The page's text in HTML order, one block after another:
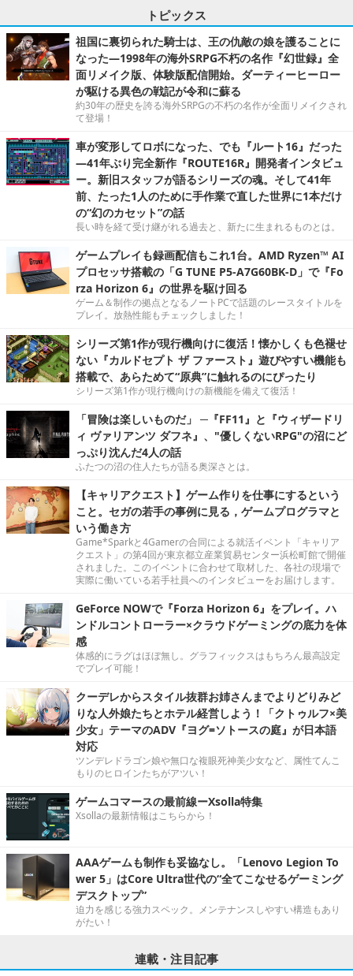
トピックス
祖国に裏切られた騎士は、王の仇敵の娘を護ることに
なった―1998年の海外SRPG不朽の名作『幻世録』全
面リメイク版、体験版配信開始。ダーティーヒーロー
が駆ける異色の戦記が令和に蘇る
約30年の歴史を誇る海外SRPGの不朽の名作が全面リメイクされ
て登場！
車が変形してロボになった、でも『ルート16』だった
―41年ぶり完全新作『ROUTE16R』開発者インタビュ
ー。新旧スタッフが語るシリーズの魂。そして41年
前、たった1人のために手作業で直した世界に1本だけ
の“幻のカセット”の話
長い時を経て受け継がれる過去と、新たに生まれるものとは。
ゲームプレイも録画配信もこれ1台。AMD Ryzen™ AI
プロセッサ搭載の「G TUNE P5-A7G60BK-D」で『Fo
rza Horizon 6』の世界を駆け回る
ゲーム＆制作の拠点となるノートPCで話題のレースタイトルを
プレイ。放熱性能もチェックしました！
シリーズ第1作が現行機向けに復活！懐かしくも色褪せ
ない『カルドセプト ザ ファースト』遊びやすい機能も
搭載で、あらためて“原典”に触れるのにぴったり
シリーズ第1作が現行機向けの新機能を備えて復活！
「冒険は楽しいものだ」 ─『FF11』と『ウィザードリ
ィ ヴァリアンツ ダフネ』、"優しくないRPG"の沼にど
っぷり沈んだ4人の話
ふたつの沼の住人たちが語る奥深さとは。
【キャリアクエスト】ゲーム作りを仕事にするという
こと。セガの若手の事例に見る，ゲームプログラマと
いう働き方
Game*Sparkと4Gamerの合同による就活イベント「キャリア
クエスト」の第4回が東京都立産業貿易センター浜松町館で開催
されました。このイベントに合わせて取材した、各社の現場で
実際に働いている若手社員へのインタビューをお届けします。
GeForce NOWで『Forza Horizon 6』をプレイ。ハ
ンドルコントローラー×クラウドゲーミングの底力を体
感
体感的にラグはほぼ無し。グラフィックスはもちろん最高設定
でプレイ可能！
クーデレからスタイル抜群お姉さんまでよりどりみど
りな人外娘たちとホテル経営しよう！「クトゥルフ×美
少女」テーマのADV『ヨグ=ソトースの庭』が日本語
対応
ツンデレドラゴン娘や無口な複眼死神美少女など、属性てんこ
もりのヒロインたちがアツい！
ゲームコマースの最前線ーXsolla特集
Xsollaの最新情報はこちらから！
AAAゲームも制作も妥協なし。「Lenovo Legion To
wer 5」はCore Ultra世代の“全てこなせるゲーミング
デスクトップ”
迫力を感じる強力スペック。メンテナンスしやすい構造もあり
がたい！
連載・注目記事